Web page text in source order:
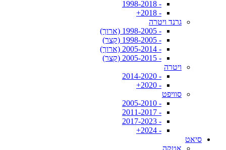
- 1998-2018
- 2018+
גרנד ויטרה
- 1998-2005 (ארוך)
- 1998-2005 (קצר)
- 2005-2014 (ארוך)
- 2005-2015 (קצר)
ויטרה
- 2014-2020
- 2020+
סוויפט
- 2005-2010
- 2011-2017
- 2017-2023
- 2024+
סיאט
אטקה